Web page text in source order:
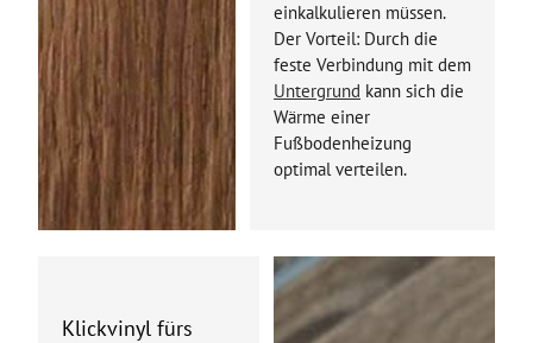
einkalkulieren müssen.
Der Vorteil: Durch die
feste Verbindung mit dem
Untergrund kann sich die
Wärme einer
Fußbodenheizung
optimal verteilen.
Klickvinyl fürs